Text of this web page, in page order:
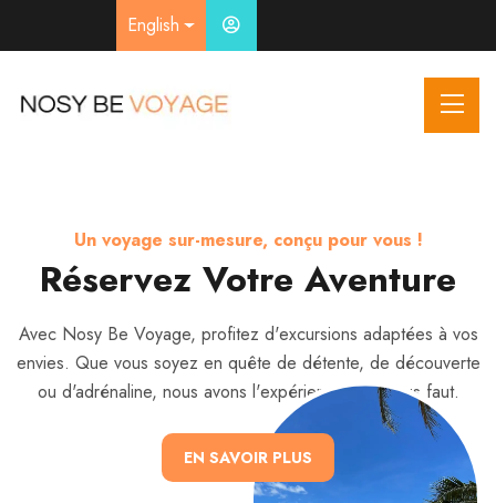
English
Explorez Nosy Be avec des expériences inoubliables !
Bienvenue à Nosy Be
Voyage
Découvrez Nosy Be comme jamais auparavant avec Nosy Be
Voyage, votre expert en excursions terrestres et maritimes.
Plongez dans un voyage unique entre nature, culture et
aventure !
À la découverte des merveilles de Nosy Be !
Nos Excursions Terrestres
Partez à la découverte des paysages exceptionnels de l'île
avec nos excursions terrestres et maritimes. Que vous
préfériez explorer la nature luxuriante, rencontrer la faune
locale ou plonger dans les eaux cristallines, nous avons
l'aventure qu'il vous faut.
Un voyage sur-mesure, conçu pour vous !
Réservez Votre Aventure
Avec Nosy Be Voyage, profitez d'excursions adaptées à vos
envies. Que vous soyez en quête de détente, de découverte
ou d'adrénaline, nous avons l'expérience qu'il vous faut.
EN SAVOIR PLUS